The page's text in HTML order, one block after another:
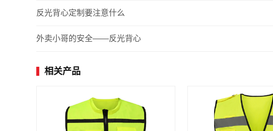
反光背心定制要注意什么
外卖小哥的安全——反光背心
相关产品